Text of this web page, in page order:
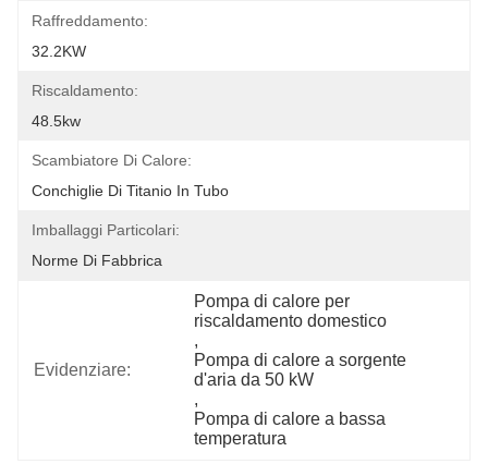
Raffreddamento:
32.2KW
Riscaldamento:
48.5kw
Scambiatore Di Calore:
Conchiglie Di Titanio In Tubo
Imballaggi Particolari:
Norme Di Fabbrica
Evidenziare:
Pompa di calore per
riscaldamento domestico
,
Pompa di calore a sorgente
d'aria da 50 kW
,
Pompa di calore a bassa
temperatura